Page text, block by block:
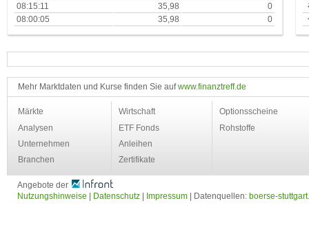
08:15:11
35,98
0
08:00:05
35,98 0
Mehr Marktdaten und Kurse finden Sie aufwww.finanztreff.de
Märkte
Analysen
Unternehmen
Branchen
Wirtschaft
ETF Fonds
Anleihen
Zertifikate
Optionsscheine
Rohstoffe
Angebote der
Nutzungshinweise | Datenschutz | Impressum | Datenquellen: boerse-